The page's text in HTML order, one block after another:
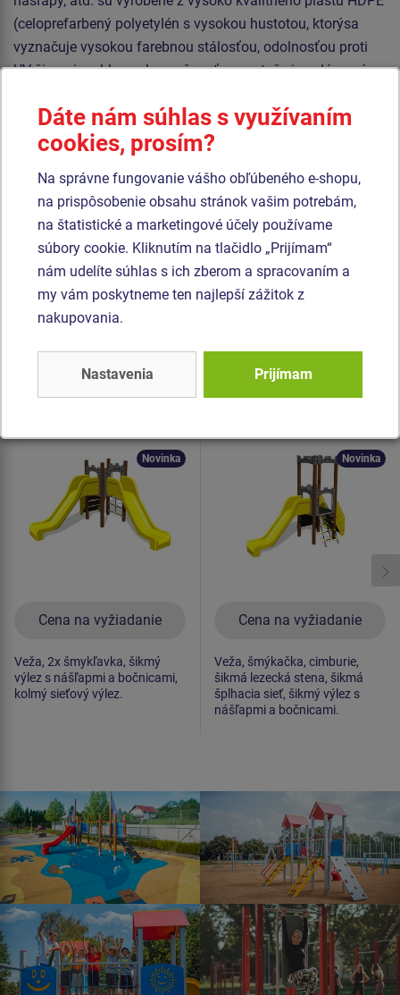
(celoprefarbený polyetylén s vysokou hustotou, ktorýsa
vyznačuje vysokou farebnou stálosťou, odolnosťou proti
UV žiareniu a hlavne bezpečnosťou, pretože je nelámavý a
úlomkami). Šplhacia sieť je vyrobená z materiálu
HERKULES (16 mm lana z polypropylénu s vnútorným
hliníkovými spojmi. Podesta je vyrobená z HPL
(Vysokotlakový laminát opatrený protišmykom, ktorý sa
vyznačuje vysokou farebnou stálosťou, odolnosťou proti
UV žiareniu a olnosťou proti vode). Všetok spojovací
materiál je pozinkovaný alebo nerezový.
Produkt - UNH-1040K-10
celokovová
Cena na vyžiadanie
Novinka
Veža, 2x šmykľavka, šikmý
výlez s nášľapmi a bočnicami,
kolmý sieťový výlez.
Produkt - UNH-1024K-10
celokovová
Cena na vyžiadanie
Novinka
Veža, šmýkačka, cimburie,
šikmá lezecká stena, šikmá
šplhacia sieť, šikmý výlez s
nášľapmi a bočnicami.
Dáte nám súhlas s využívaním
cookies, prosím?
Na správne fungovanie vášho obľúbeného e-shopu,
na prispôsobenie obsahu stránok vašim potrebám,
na štatistické a marketingové účely používame
súbory cookie. Kliknutím na tlačidlo „Prijímam“
nám udelíte súhlas s ich zberom a spracovaním a
my vám poskytneme ten najlepší zážitok z
nakupovania.
Nastavenia Prijímam